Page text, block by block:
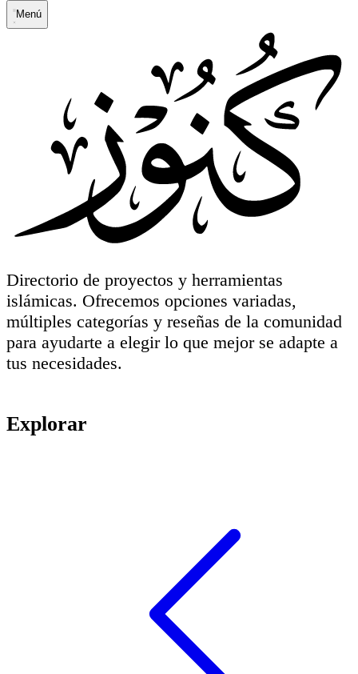
Menú
Directorio de proyectos y herramientas
islámicas. Ofrecemos opciones variadas,
múltiples categorías y reseñas de la comunidad
para ayudarte a elegir lo que mejor se adapte a
tus necesidades.
Explorar